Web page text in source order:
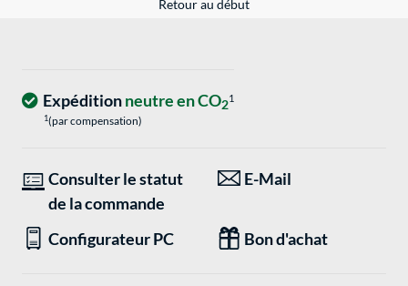
Retour au début
Expéditionneutre en CO21
1(par compensation)
Consulter le statut
de la commande
E-Mail
Configurateur PC Bon d'achat